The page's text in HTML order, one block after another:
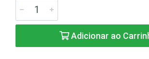
Adicionar ao